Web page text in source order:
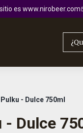
es
- Dulce 750ml
- Dulce